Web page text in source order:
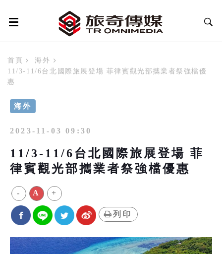
首頁
海外
11/3-11/6台北國際旅展登場 菲律賓觀光部攜業者祭強檔優
惠
海外
2023-11-03 09:30
11/3-11/6台北國際旅展登場 菲
律賓觀光部攜業者祭強檔優惠
- A +
列印